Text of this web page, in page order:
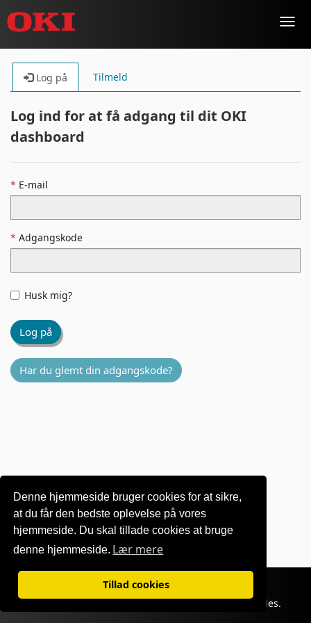
Denne hjemmeside bruger cookies for at sikre,
at du får den bedste oplevelse på vores
hjemmeside. Du skal tillade cookies at bruge
denne hjemmeside. Lær mere
Tillad cookies
Log på Tilmeld
Log ind for at få adgang til dit OKI
dashboard
E-mail
Adgangskode
Husk mig?
Log på
Har du glemt din adgangskode?
Betingelser for brug|Fortrolighedspolitik
©1995-2026 OKI Europe Ltd. Alle rettigheder forbeholdes.